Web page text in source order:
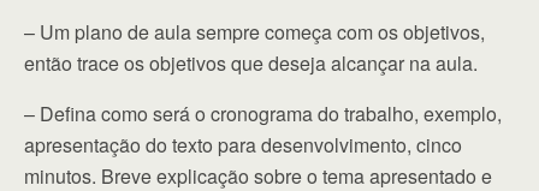
– Um plano de aula sempre começa com os objetivos,
então trace os objetivos que deseja alcançar na aula.
– Defina como será o cronograma do trabalho, exemplo,
apresentação do texto para desenvolvimento, cinco
minutos. Breve explicação sobre o tema apresentado e